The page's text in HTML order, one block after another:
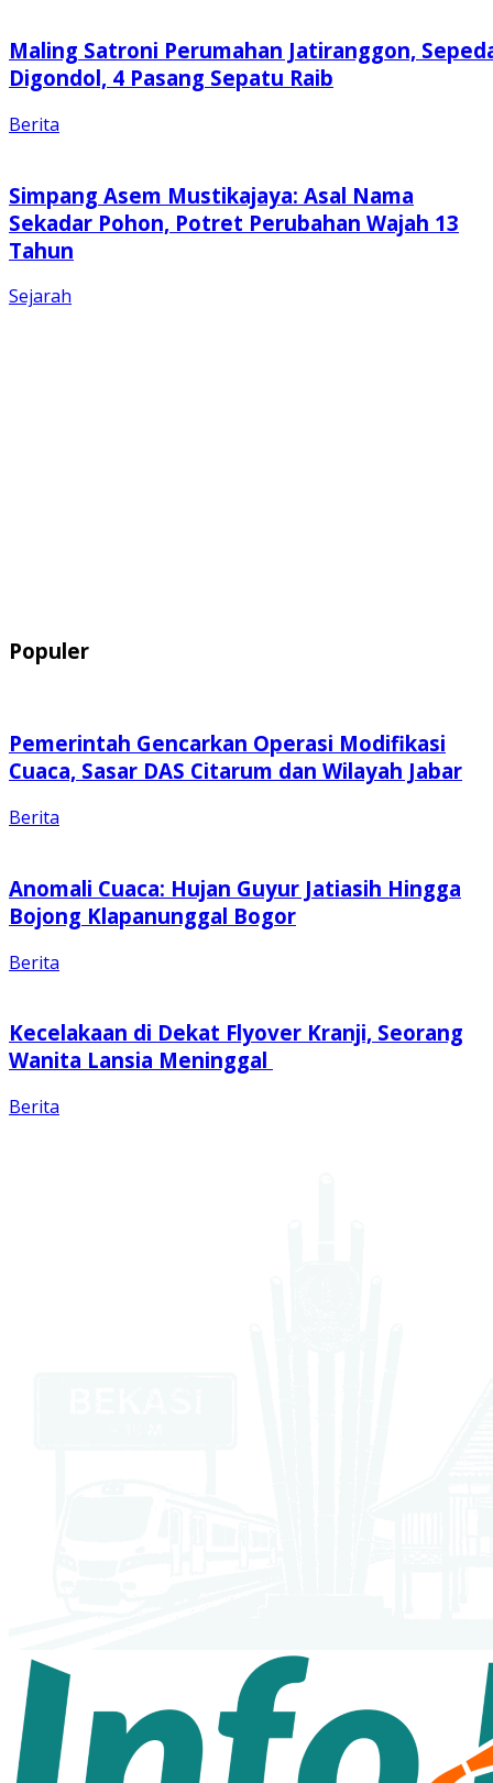
Maling Satroni Perumahan Jatiranggon,
Digondol, 4 Pasang Sepatu Raib
Berita
Simpang Asem Mustikajaya: Asal Nama
Sekadar Pohon, Potret Perubahan Wajah 13
Tahun
Sejarah
Populer
Pemerintah Gencarkan Operasi Modifikasi
Cuaca, Sasar DAS Citarum dan Wilayah Jabar
Berita
Anomali Cuaca: Hujan Guyur Jatiasih Hingga
Bojong Klapanunggal Bogor
Berita
Kecelakaan di Dekat Flyover Kranji, Seorang
Wanita Lansia Meninggal
Berita